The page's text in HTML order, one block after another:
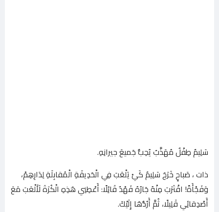
سَلِيمٌ طِفْلٌ مُهَذَّبٌ يُحِبُّ جَميعَ جيرانِهِ.
ذات ، صَباحٍ خَرَجَ سَلِيمٌ كَيْ يَلْعَبَ فِي الْحَدِيقَةِ الْمُقابِلَةِ لِدَارِهِمْ،
وَفَجْأَةً! اقْتَرَبَ مِنْهُ جَارُهُ فَهْدٌ قَائِلًا: أَعْطِنِي هَذِهِ الْكُرَةَ لَأَلْعَبَ مَعَ
أَصْدِقائِي قَلِيلًا، ثُمَّ أَرُدُّهَا إِلَيْكَ.